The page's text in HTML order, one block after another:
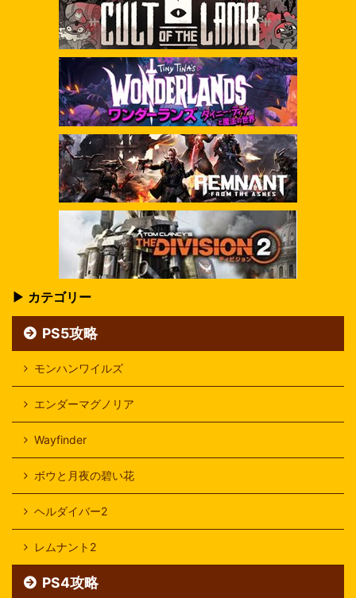
▶ カテゴリー
PS5攻略
モンハンワイルズ
エンダーマグノリア
Wayfinder
ボウと月夜の碧い花
ヘルダイバー2
レムナント2
PS4攻略